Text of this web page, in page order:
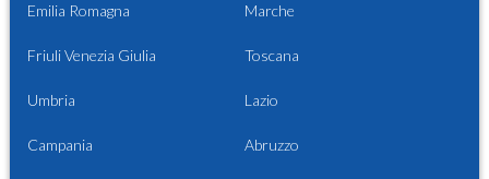
Emilia Romagna Marche
Friuli Venezia Giulia Toscana
Umbria Lazio
Campania Abruzzo